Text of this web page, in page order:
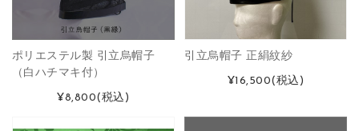
ポリエステル製 引立烏帽子
（白ハチマキ付）
¥8,800(税込)
引立烏帽子 正絹紋紗
¥16,500(税込)